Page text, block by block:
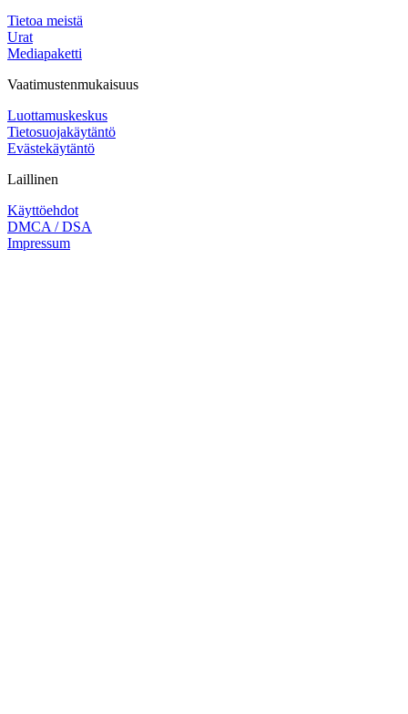
Tietoa meistä
Urat
Mediapaketti
Vaatimustenmukaisuus
Luottamuskeskus
Tietosuojakäytäntö
Evästekäytäntö
Laillinen
Käyttöehdot
DMCA / DSA
Impressum